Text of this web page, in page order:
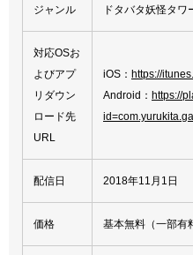
ジャンル ドタバタ妖怪タワ
対応OSお
よびアプ
リダウン
ロード先
URL
iOS： https://
Android： https://
配信日 2018年11月1日
価格 基本無料（一部有